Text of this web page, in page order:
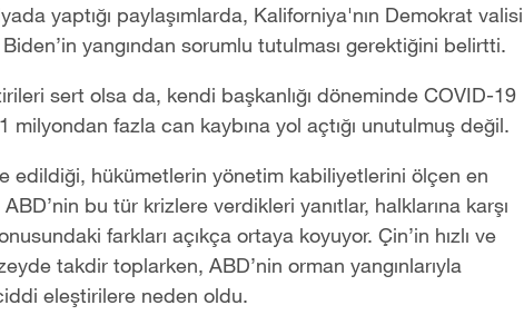
yaptığı paylaşımlarda, Kaliforniya'nın Demokrat valisi
yangından sorumlu tutulması gerektiğini belirtti.
sert olsa da, kendi başkanlığı döneminde COVID-19
milyondan fazla can kaybına yol açtığı unutulmuş değil.
edildiği, hükümetlerin yönetim kabiliyetlerini ölçen en
ABD’nin bu tür krizlere verdikleri yanıtlar, halklarına karşı
farkları açıkça ortaya koyuyor. Çin’in hızlı ve
takdir toplarken, ABD’nin orman yangınlarıyla
eleştirilere neden oldu.